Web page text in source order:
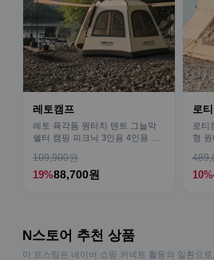
레토캠프
레토 육각돔 원터치 텐트 그늘막
쉘터 캠핑 피크닉 3인용 4인용 패
109,900원
19%88,700원
로
로티
형 원
10%
N스토어 추천 상품
이 포스팅은 네이버 쇼핑 커넥트 활동의 일환으